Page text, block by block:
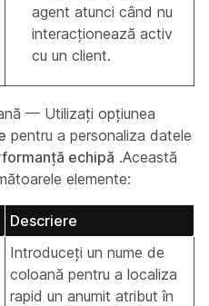
agent atunci când nu
interacționează activ
cu un client.
— Utilizați opțiunea
pentru a personaliza datele
echipă .Această
elemente:
Descriere
Introduceți un nume de
coloană pentru a localiza
rapid un anumit atribut în